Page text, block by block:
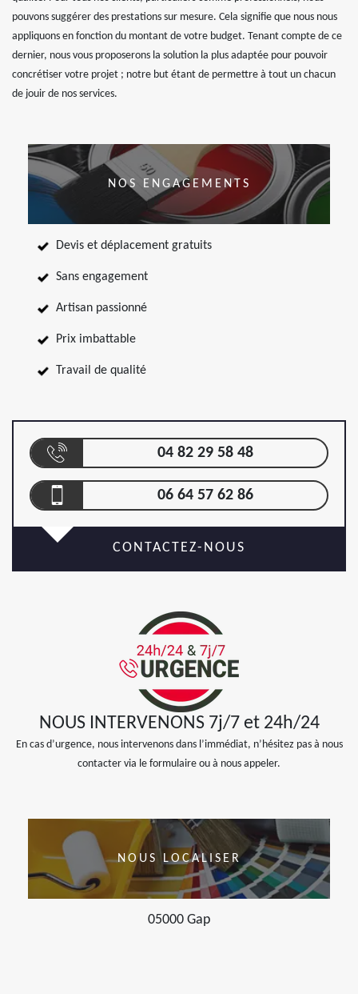
pouvons suggérer des prestations sur mesure. Cela signifie que nous nous
appliquons en fonction du montant de votre budget. Tenant compte de ce
dernier, nous vous proposerons la solution la plus adaptée pour pouvoir
concrétiser votre projet ; notre but étant de permettre à tout un chacun
de jouir de nos services.
NOS ENGAGEMENTS
Devis et déplacement gratuits
Sans engagement
Artisan passionné
Prix imbattable
Travail de qualité
04 82 29 58 48
06 64 57 62 86
CONTACTEZ-NOUS
NOUS INTERVENONS 7j/7 et 24h/24
En cas d’urgence, nous intervenons dans l’immédiat, n’hésitez pas à nous
contacter via le formulaire ou à nous appeler.
NOUS LOCALISER
05000 Gap